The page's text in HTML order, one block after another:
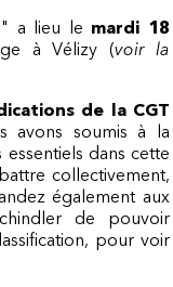
a lieu le mardi 18
à Vélizy (voir la
de la CGT
avons soumis à la
dans cette
collectivement,
également aux
de pouvoir
pour voir